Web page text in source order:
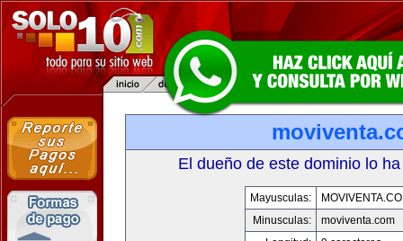
El dueño de este dominio lo
Mayusculas:
Minusculas:
moviventa.com